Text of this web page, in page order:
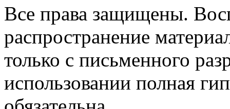
Все права защищены.
распространение
только с письменного
использовании полная